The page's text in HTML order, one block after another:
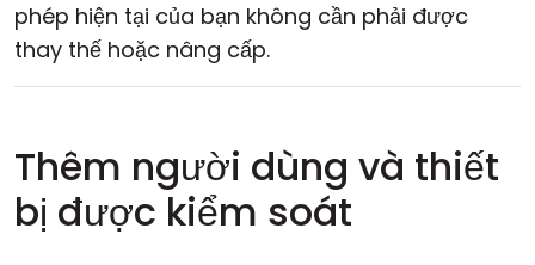
phép hiện tại của bạn không cần phải được
thay thế hoặc nâng cấp.
Thêm người dùng và thiết
bị được kiểm soát